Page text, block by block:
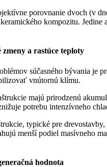
porovnanie dvoch (v
kompozitu.
a rastúce teploty
súčasného bývania je
vnútornú klímu.
majú prirodzenú
potrebu intenzívneho
typické pre
menší podiel masívneho
hodnota